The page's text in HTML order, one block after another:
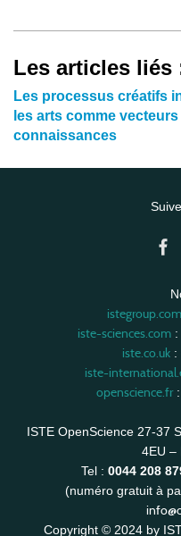
Les articles liés
Les processus créatifs
les arts comme
connaissances
istegroup.com
iste-sciences.com:
iste.co.uk :
iste-
openscience.fr:
ISTE OpenScience 27-37
4EU –
Tel : 0044 208
(numéro gratuit à
Copyright © 2024 by